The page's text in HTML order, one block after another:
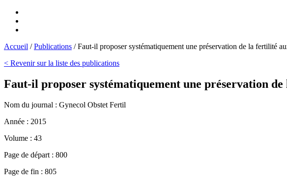
Accueil /Publications /Faut-il proposer systématiquement une préservation de la fertilité
< Revenir sur la liste des publications
Faut-il proposer systématiquement une préservation
Nom du journal : Gynecol Obstet Fertil
Année : 2015
Volume : 43
Page de départ : 800
Page de fin : 805